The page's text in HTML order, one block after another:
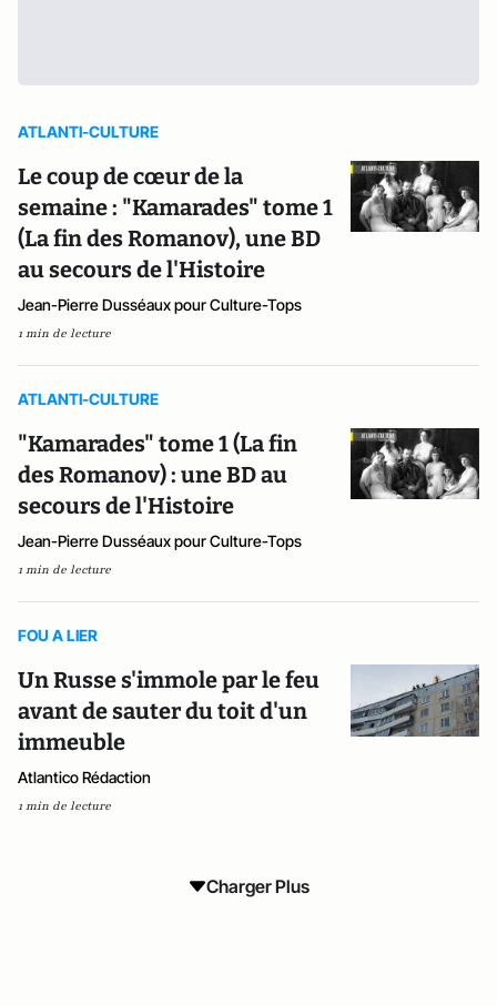
ATLANTI-CULTURE
Le coup de cœur de la
semaine : "Kamarades" tome 1
(La fin des Romanov), une BD
au secours de l'Histoire
Jean-Pierre Dusséaux pour Culture-Tops
1 min de lecture
ATLANTI-CULTURE
"Kamarades" tome 1 (La fin
des Romanov) : une BD au
secours de l'Histoire
Jean-Pierre Dusséaux pour Culture-Tops
1 min de lecture
FOU A LIER
Un Russe s'immole par le feu
avant de sauter du toit d'un
immeuble
Atlantico Rédaction
1 min de lecture
Charger Plus